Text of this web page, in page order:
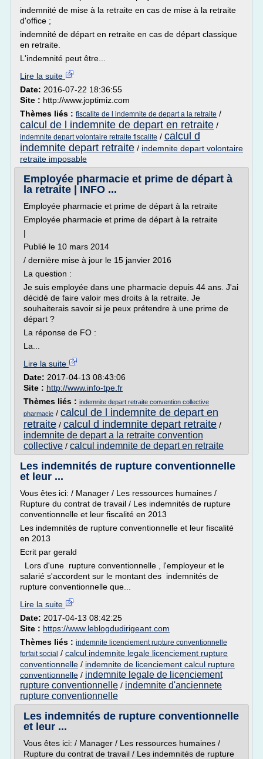
indemnité de mise à la retraite en cas de mise à la retraite
d'office ;
indemnité de départ en retraite en cas de départ classique
en retraite.
L'indemnité peut être...
Lire la suite
Date: 2016-07-22 18:36:55
Site : http://www.joptimiz.com
Thèmes liés : fiscalite de l indemnite de depart a la retraite /
calcul de l indemnite de depart en retraite /
indemnite depart volontaire retraite fiscalite / calcul d
indemnite depart retraite / indemnite depart volontaire
retraite imposable
Employée pharmacie et prime de départ à
la retraite | INFO ...
Employée pharmacie et prime de départ à la retraite
Employée pharmacie et prime de départ à la retraite
|
Publié le 10 mars 2014
/ dernière mise à jour le 15 janvier 2016
La question :
Je suis employée dans une pharmacie depuis 44 ans. J'ai
décidé de faire valoir mes droits à la retraite. Je
souhaiterais savoir si je peux prétendre à une prime de
départ ?
La réponse de FO :
La...
Lire la suite
Date: 2017-04-13 08:43:06
Site : http://www.info-tpe.fr
Thèmes liés : indemnite depart retraite convention collective
pharmacie / calcul de l indemnite de depart en
retraite / calcul d indemnite depart retraite /
indemnite de depart a la retraite convention
collective / calcul indemnite de depart en retraite
Les indemnités de rupture conventionnelle
et leur ...
Vous êtes ici: / Manager / Les ressources humaines /
Rupture du contrat de travail / Les indemnités de rupture
conventionnelle et leur fiscalité en 2013
Les indemnités de rupture conventionnelle et leur fiscalité
en 2013
Ecrit par gerald
Lors d'une rupture conventionnelle , l'employeur et le
salarié s'accordent sur le montant des indemnités de
rupture conventionnelle que...
Lire la suite
Date: 2017-04-13 08:42:25
Site : https://www.leblogdudirigeant.com
Thèmes liés : indemnite licenciement rupture conventionnelle
forfait social / calcul indemnite legale licenciement rupture
conventionnelle / indemnite de licenciement calcul rupture
conventionnelle / indemnite legale de licenciement
rupture conventionnelle / indemnite d'anciennete
rupture conventionnelle
Les indemnités de rupture conventionnelle
et leur ...
Vous êtes ici: / Manager / Les ressources humaines /
Rupture du contrat de travail / Les indemnités de rupture